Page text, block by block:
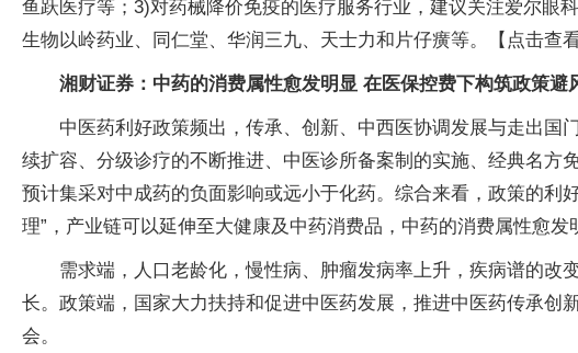
鱼跃医疗等；3)对药械降价免疫的医疗服务行业，建议关注爱尔眼
生物以岭药业、同仁堂、华润三九、天士力和片仔癀等。【点击查看
湘财证券：中药的消费属性愈发明显 在医保控费下构筑政策避
中医药利好政策频出，传承、创新、中西医协调发展与走出
续扩容、分级诊疗的不断推进、中医诊所备案制的实施、经典名方
预计集采对中成药的负面影响或远小于化药。综合来看，政策的利
理”，产业链可以延伸至大健康及中药消费品，中药的消费属性愈发
需求端，人口老龄化，慢性病、肿瘤发病率上升，疾病谱的
长。政策端，国家大力扶持和促进中医药发展，推进中医药传承创
会。